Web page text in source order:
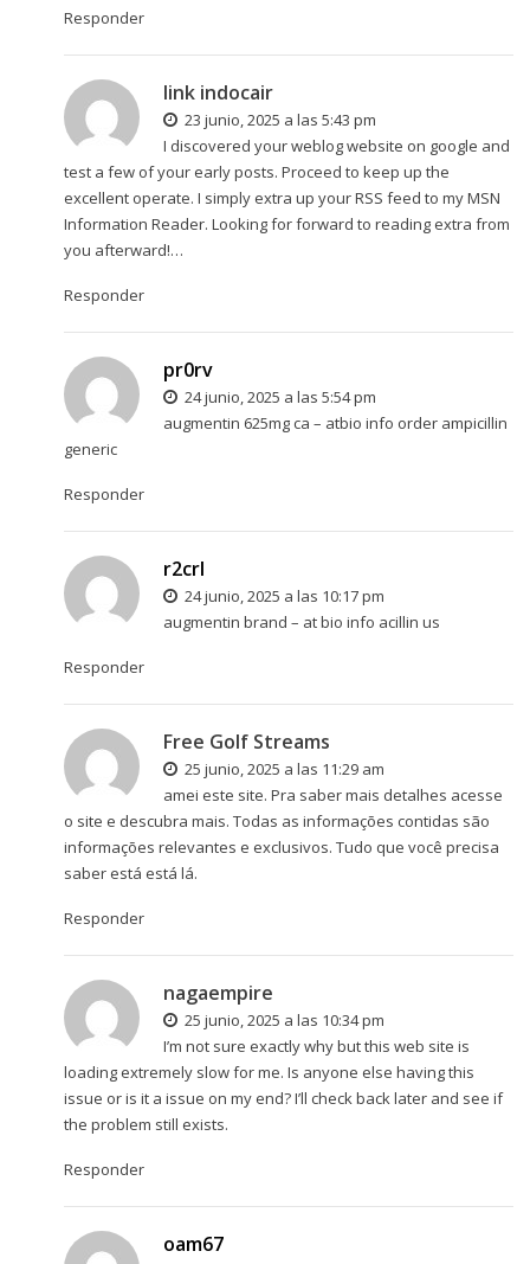
Responder
link indocair
23 junio, 2025 a las 5:43 pm
I discovered your weblog website on google and
test a few of your early posts. Proceed to keep up the
excellent operate. I simply extra up your RSS feed to my MSN
Information Reader. Looking for forward to reading extra from
you afterward!…
Responder
pr0rv
24 junio, 2025 a las 5:54 pm
augmentin 625mg ca – atbio info order ampicillin
generic
Responder
r2crl
24 junio, 2025 a las 10:17 pm
augmentin brand – at bio info acillin us
Responder
Free Golf Streams
25 junio, 2025 a las 11:29 am
amei este site. Pra saber mais detalhes acesse
o site e descubra mais. Todas as informações contidas são
informações relevantes e exclusivos. Tudo que você precisa
saber está está lá.
Responder
nagaempire
25 junio, 2025 a las 10:34 pm
I’m not sure exactly why but this web site is
loading extremely slow for me. Is anyone else having this
issue or is it a issue on my end? I’ll check back later and see if
the problem still exists.
Responder
oam67